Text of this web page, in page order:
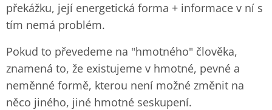
překážku, její energetická forma + informace v ní s
tím nemá problém.
Pokud to převedeme na "hmotného" člověka,
znamená to, že existujeme v hmotné, pevné a
neměnné formě, kterou není možné změnit na
něco jiného, jiné hmotné seskupení.